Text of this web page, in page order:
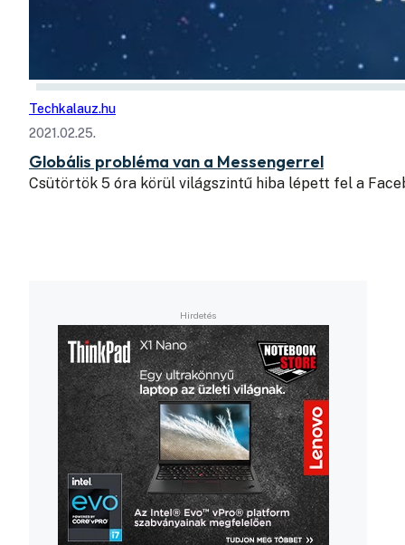
Techkalauz.hu
2021.02.25.
Globális probléma van a Messengerrel
Csütörtök 5 óra körül világszintű hiba lépett fel a